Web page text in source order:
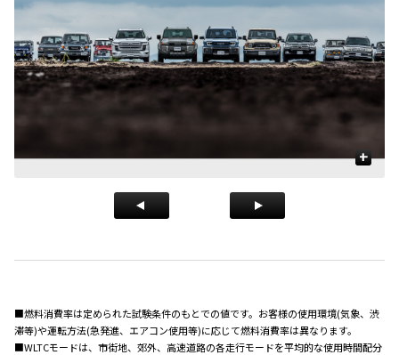
+
■燃料消費率は定められた試験条件のもとでの値です。お客様の使用環境(気象、渋
滞等)や運転方法(急発進、エアコン使用等)に応じて燃料消費率は異なります。
■WLTCモードは、市街地、郊外、高速道路の各走行モードを平均的な使用時間配分